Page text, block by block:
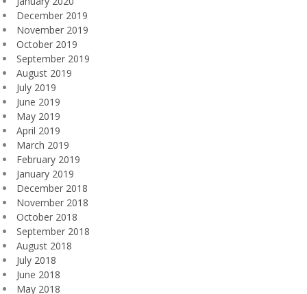
December 2019
November 2019
October 2019
September 2019
August 2019
July 2019
June 2019
May 2019
April 2019
March 2019
February 2019
January 2019
December 2018
November 2018
October 2018
September 2018
August 2018
July 2018
June 2018
May 2018